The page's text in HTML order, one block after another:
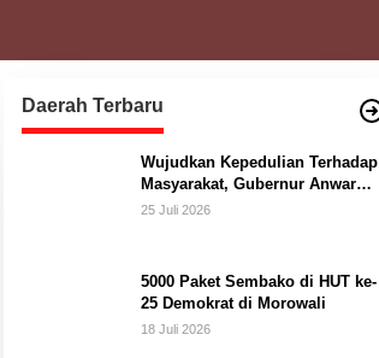
Daerah Terbaru
Wujudkan Kepedulian Terhadap
Masyarakat, Gubernur Anwar
Hafid Bangun Jembatan
25 Juli 2026
5000 Paket Sembako di HUT ke-
25 Demokrat di Morowali
18 Juli 2026